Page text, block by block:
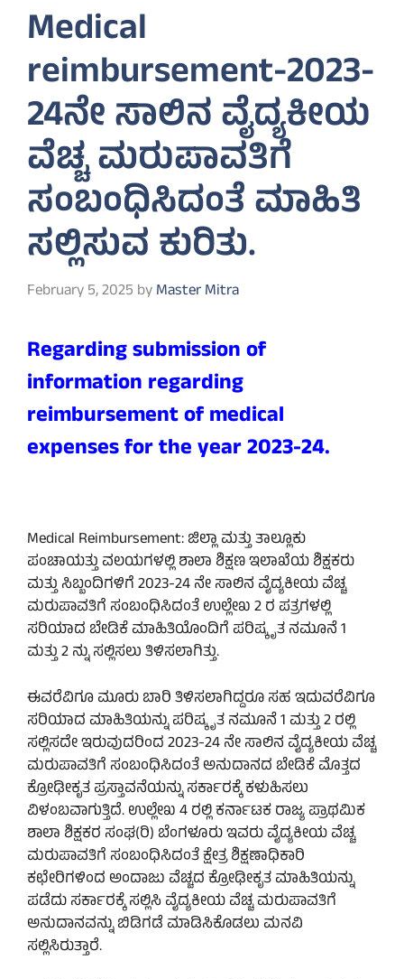
Medical
reimbursement-2023-
24ನೇ ಸಾಲಿನ ವೈದ್ಯಕೀಯ
ವೆಚ್ಚ ಮರುಪಾವತಿಗೆ
ಸಂಬಂಧಿಸಿದಂತೆ ಮಾಹಿತಿ
ಸಲ್ಲಿಸುವ ಕುರಿತು.
February 5, 2025 byMaster Mitra
Regarding submission of
information regarding
reimbursement of medical
expenses for the year 2023-24.
Medical Reimbursement: ಜಿಲ್ಲಾ ಮತ್ತು ತಾಲ್ಲೂಕು
ಪಂಚಾಯತ್ತು ವಲಯಗಳಲ್ಲಿ ಶಾಲಾ ಶಿಕ್ಷಣ ಇಲಾಖೆಯ ಶಿಕ್ಷಕರು
ಮತ್ತು ಸಿಬ್ಬಂದಿಗಳಿಗೆ 2023-24 ನೇ ಸಾಲಿನ ವೈದ್ಯಕೀಯ ವೆಚ್ಚ
ಮರುಪಾವತಿಗೆ ಸಂಬಂಧಿಸಿದಂತೆ ಉಲ್ಲೇಖ 2 ರ ಪತ್ರಗಳಲ್ಲಿ
ಸರಿಯಾದ ಬೇಡಿಕೆ ಮಾಹಿತಿಯೊಂದಿಗೆ ಪರಿಷ್ಕೃತ ನಮೂನೆ 1
ಮತ್ತು 2 ನ್ನು ಸಲ್ಲಿಸಲು ತಿಳಿಸಲಾಗಿತ್ತು.
ಈವರೆವಿಗೂ ಮೂರು ಬಾರಿ ತಿಳಿಸಲಾಗಿದ್ದರೂ ಸಹ ಇದುವರೆವಿಗೂ
ಸರಿಯಾದ ಮಾಹಿತಿಯನ್ನು ಪರಿಷ್ಕೃತ ನಮೂನೆ 1 ಮತ್ತು 2 ರಲ್ಲಿ
ಸಲ್ಲಿಸದೇ ಇರುವುದರಿಂದ 2023-24 ನೇ ಸಾಲಿನ ವೈದ್ಯಕೀಯ ವೆಚ್ಚ
ಮರುಪಾವತಿಗೆ ಸಂಬಂಧಿಸಿದಂತೆ ಅನುದಾನದ ಬೇಡಿಕೆ ಮೊತ್ತದ
ಕ್ರೋಢೀಕೃತ ಪ್ರಸ್ತಾವನೆಯನ್ನು ಸರ್ಕಾರಕ್ಕೆ ಕಳುಹಿಸಲು
ವಿಳಂಬವಾಗುತ್ತಿದೆ. ಉಲ್ಲೇಖ 4 ರಲ್ಲಿ ಕರ್ನಾಟಕ ರಾಜ್ಯ ಪ್ರಾಥಮಿಕ
ಶಾಲಾ ಶಿಕ್ಷಕರ ಸಂಘ(ರಿ) ಬೆಂಗಳೂರು ಇವರು ವೈದ್ಯಕೀಯ ವೆಚ್ಚ
ಮರುಪಾವತಿಗೆ ಸಂಬಂಧಿಸಿದಂತೆ ಕ್ಷೇತ್ರ ಶಿಕ್ಷಣಾಧಿಕಾರಿ
ಕಛೇರಿಗಳಿಂದ ಅಂದಾಜು ವೆಚ್ಚದ ಕ್ರೋಢೀಕೃತ ಮಾಹಿತಿಯನ್ನು
ಪಡೆದು ಸರ್ಕಾರಕ್ಕೆ ಸಲ್ಲಿಸಿ ವೈದ್ಯಕೀಯ ವೆಚ್ಚ ಮರುಪಾವತಿಗೆ
ಅನುದಾನವನ್ನು ಬಿಡಿಗಡೆ ಮಾಡಿಸಿಕೊಡಲು ಮನವಿ
ಸಲ್ಲಿಸಿರುತ್ತಾರೆ.